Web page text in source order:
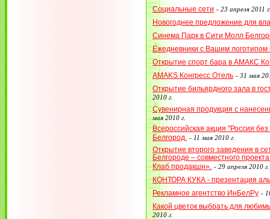
Социальные сети - 23 апреля 2011
Новогоднее предложение для
Синема Парк в Сити Молл
Ежедневники с Вашим логотипом
Открытие спорт бара в АМАКС
AMAKS Конгресс Отель - 31 мая
Открытие бильярдного зала в
2010 г.
Сувенирная продукция с
мая 2010 г.
Всероссийская акция "Россия
Белгород.
- 11 мая 2010 г.
Открытие второго заведения в
Белгороде – совместного
Клаб продакшн». - 29 апреля 2010 г.
КОНТОРА КУКА - презентация
Рекламное агентство ИнБелРу -
Какой цветок выбрать для
2010 г.